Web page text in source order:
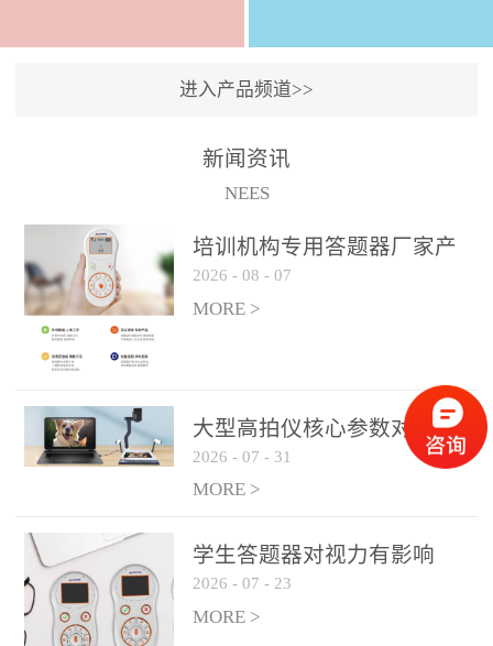
打造的互动授课软件，
QVote 以 “让每一堂课都充
功能与数据化教学分析，
课堂互动解决方案，重新
定义了师生互动的新模
式。极简操作，轻松融入
教学流程QVote 深谙教师
教学节奏的重要性，采用
念，教师无需复杂培训即
可快速上手。软件支持与
PPT、白板等常用教学工具
几步：打开软件、选择互
动模式、发起互动任务，
整个过程不超过 30 秒，完
美融入正常教学流程，避
进入产品频道>>
新闻资讯
NEES
培训机构专用答题器厂家产
品方案
2026 - 08 - 07
MORE >
大型高拍仪核心参数对比与
选购建议
2026 - 07 - 31
MORE >
学生答题器对视力有影响
吗？
2026 - 07 - 23
MORE >